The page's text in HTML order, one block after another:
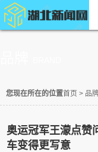
您现在所在的位置首页 > 品
奥运冠军王濛点赞
车变得更写意